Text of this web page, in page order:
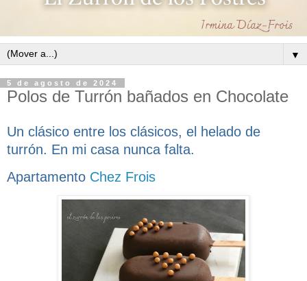
▼
5 de agosto de 2024
Polos de Turrón bañados en Chocolate
Un clásico entre los clásicos, el helado de
turrón. En mi casa nunca falta.
Apartamento Chez Frois